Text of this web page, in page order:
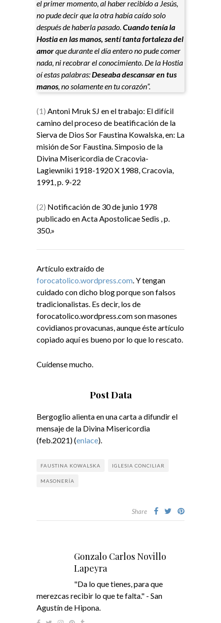
el primer momento, al haber recibido a Jesús,
no pude decir que la otra había caído solo
después de haberla pasado.Cuando tenía la
Hostia en las manos, sentí tanta fortaleza del
amorque durante el día entero no pude comer
nada, ni recobrar el conocimiento. De la Hostia
oí estas palabras:Deseaba descansar en tus
manos, no solamente en tu corazón”.
(1) Antoni Mruk SJ en el trabajo: El difícil
camino del proceso de beatificación de la
Sierva de Dios Sor Faustina Kowalska, en: La
misión de Sor Faustina. Simposio de la
Divina Misericordia de Cracovia-
Lagiewniki 1918-1920 X 1988, Cracovia,
1991, p. 9-22
(2) Notificación de 30 de junio 1978
publicado en Acta Apostolicae Sedis , p.
350.»
Artículo extraído de
forocatolico.wordpress.com.Y tengan
cuidado con dicho blog porque son falsos
tradicionalistas. Es decir, los de
forocatolico.wordpress.com son masones
covidianos provacunas, aunque éste artículo
copiado aquí es bueno por lo que lo rescato.
Cuídense mucho.
Post Data
Bergoglio alienta en una carta a difundir el
mensaje de la Divina Misericordia
(feb.2021) (enlace).
FAUSTINA KOWALSKA IGLESIA CONCILIAR
MASONERÍA
Share
Gonzalo Carlos Novillo
Lapeyra
"Da lo que tienes, para que
merezcas recibir lo que te falta." - San
Agustín de Hipona.